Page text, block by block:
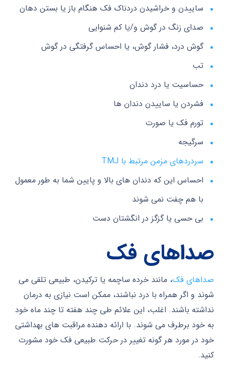
ساییدن و خراشیدن دردناک فک هنگام باز یا بستن دهان
صدای زنگ در گوش و/یا کم شنوایی
گوش درد، فشار گوش، یا احساس گرفتگی در گوش
تب
حساسیت یا درد دندان
فشردن یا ساییدن دندان ها
تورم فک یا صورت
سرگیجه
سردردهای مزمن مرتبط با TMJ
احساس این که دندان های بالا و پایین شما به طور معمول
با هم چفت نمی شوند
بی حسی یا گزگز در انگشتان دست
صداهای فک
صداهای فک، مانند خرده ساچمه یا ترکیدن، طبیعی تلقی می
شوند و اگر همراه با درد نباشند، ممکن است نیازی به درمان
نداشته باشند. اغلب، این علائم طی چند هفته تا چند ماه خود
به خود برطرف می شوند. با ارائه دهنده مراقبت های بهداشتی
خود در مورد هر گونه تغییر در حرکت طبیعی فک خود مشورت
کنید.